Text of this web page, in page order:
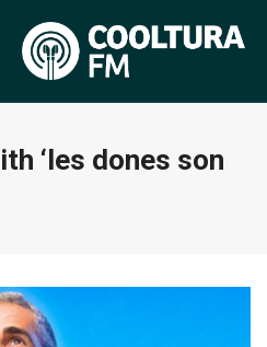
‘les dones son